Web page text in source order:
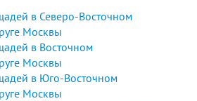
в Северо-Восточном
Москвы
в Восточном
Москвы
в Юго-Восточном
Москвы